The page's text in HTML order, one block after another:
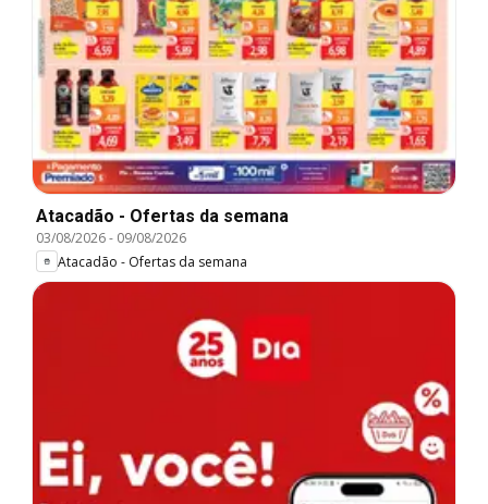
Atacadão - Ofertas da semana
03/08/2026- 09/08/2026
Atacadão - Ofertas da semana